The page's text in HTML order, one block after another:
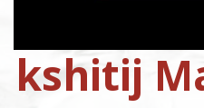
kshitij